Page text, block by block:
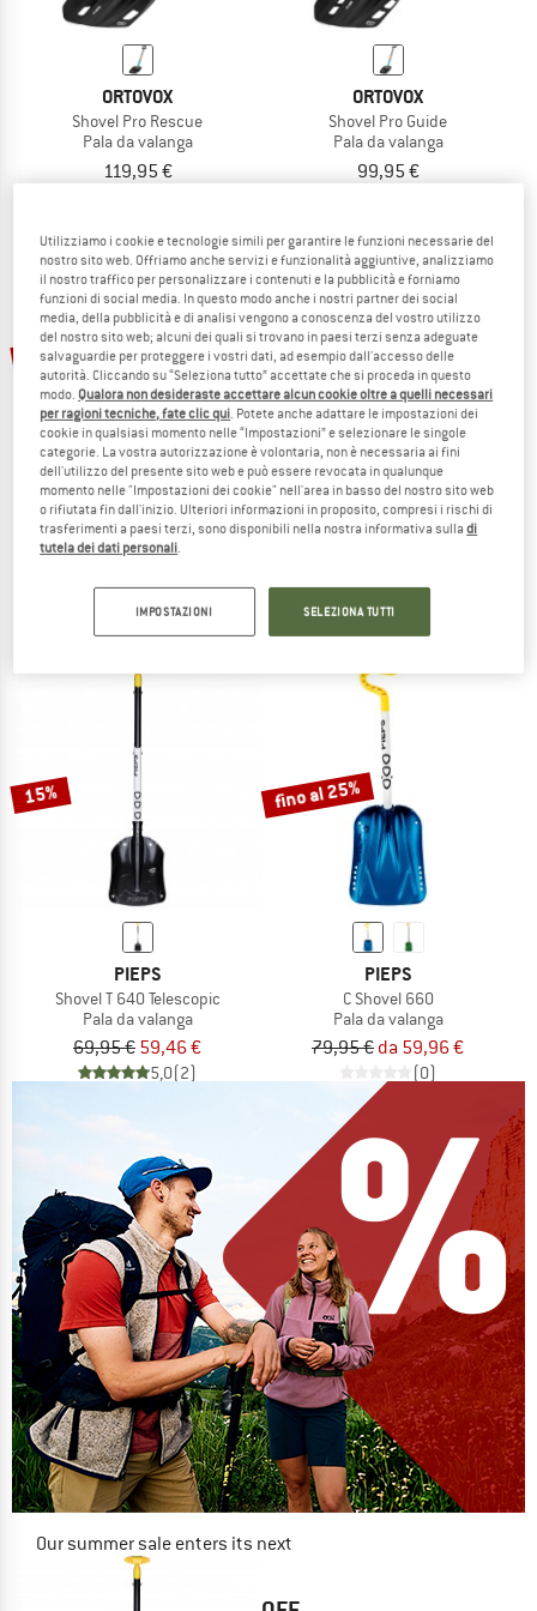
ORTOVOX
Shovel Pro Rescue
Pala da valanga
119,95 €
ORTOVOX
Shovel Pro Guide
Pala da valanga
99,95 €
10%
PIEPS
T Shovel 825 Pro+
80,96 €
(0)
15%
PIEPS
59,95 €50,96 €
(0)
15%
PIEPS
Shovel T 640 Telescopic
Pala da valanga
69,95 € 59,46 €
5,0(2)
fino al 25%
PIEPS
C Shovel 660
Pala da valanga
79,95 € da 59,96 €
(0)
Our summer sale enters its next
Utilizziamo i cookie e tecnologie simili per garantire le funzioni necessarie del
nostro sito web. Offriamo anche servizi e funzionalità aggiuntive, analizziamo
il nostro traffico per personalizzare i contenuti e la pubblicità e forniamo
funzioni di social media. In questo modo anche i nostri partner dei social
media, della pubblicità e di analisi vengono a conoscenza del vostro utilizzo
del nostro sito web; alcuni dei quali si trovano in paesi terzi senza adeguate
salvaguardie per proteggere i vostri dati, ad esempio dall'accesso delle
autorità. Cliccando su “Seleziona tutto” accettate che si proceda in questo
modo. Qualora non desideraste accettare alcun cookie oltre a quelli necessari
per ragioni tecniche, fate clic qui . Potete anche adattare le impostazioni dei
cookie in qualsiasi momento nelle “Impostazioni” e selezionare le singole
categorie. La vostra autorizzazione è volontaria, non è necessaria ai fini
dell'utilizzo del presente sito web e può essere revocata in qualunque
momento nelle "Impostazioni dei cookie" nell'area in basso del nostro sito web
o rifiutata fin dall'inizio. Ulteriori informazioni in proposito, compresi i rischi di
trasferimenti a paesi terzi, sono disponibili nella nostra informativa sulladi
tutela dei dati personali
IMPOSTAZIONI SELEZIONA TUTTI